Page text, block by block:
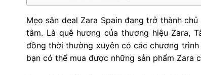
Mẹo săn deal Zara Spain đang trở thành
tâm. Là quê hương của thương hiệu Zara,
đồng thời thường xuyên có các chương
bạn có thể mua được những sản phẩm Zara